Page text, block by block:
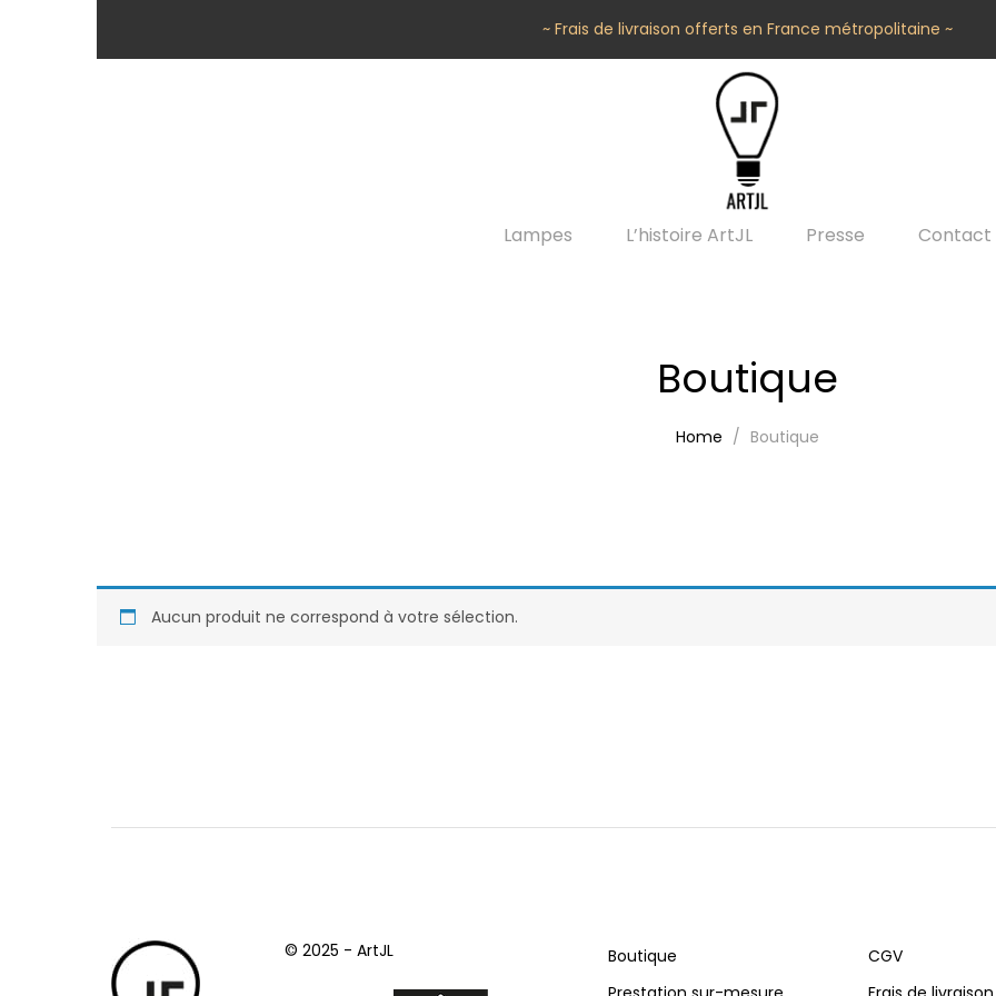
~ Frais de livraison offerts en France métropolitaine ~
Lampes L’histoire ArtJL Presse Contact
Boutique
Home Boutique
Aucun produit ne correspond à votre sélection.
© 2025 - ArtJL
Boutique
CGV